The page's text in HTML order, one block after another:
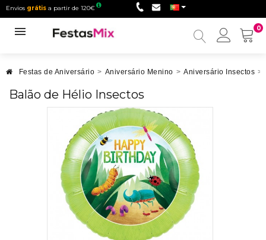
Envios grátis a partir de 120€
0
Minha
Festas de Aniversário > Aniversário Menino > Aniversário Insectos >
Balão de Hélio Insectos